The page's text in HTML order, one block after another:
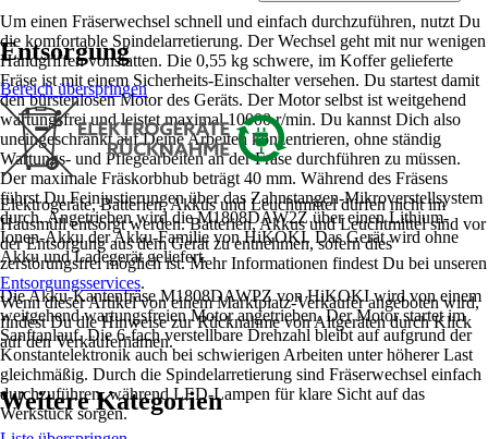
Um einen Fräserwechsel schnell und einfach durchzuführen, nutzt Du
die komfortable Spindelarretierung. Der Wechsel geht mit nur wenigen
Handgriffen vonstatten. Die 0,55 kg schwere, im Koffer gelieferte
Fräse ist mit einem Sicherheits-Einschalter versehen. Du startest damit
den bürstenlosen Motor des Geräts. Der Motor selbst ist weitgehend
wartungsfrei und leistet maximal 10000 r/min. Du kannst Dich also
uneingeschränkt auf Deine Arbeiten konzentrieren, ohne ständig
Wartungs- und Pflegearbeiten an der Fräse durchführen zu müssen.
Der maximale Fräskorbhub beträgt 40 mm. Während des Fräsens
führst Du Feinjustierungen über das Zahnstangen-Mikroverstellsystem
durch. Angetrieben wird die M1808DAW2Z über einen Lithium-
Ionen-Akku der Akku-Familie von HiKOKI. Das Gerät wird ohne
Akku und Ladegerät geliefert.
Die Akku-Kantenfräse M1808DAWPZ von HiKOKI wird von einem
weitgehend wartungsfreien Motor angetrieben. Der Motor startet im
Sanftanlauf. Die 6-fach verstellbare Drehzahl bleibt auf aufgrund der
Konstantelektronik auch bei schwierigen Arbeiten unter höherer Last
gleichmäßig. Durch die Spindelarretierung sind Fräserwechsel einfach
durchzuführen, während LED-Lampen für klare Sicht auf das
Werkstück sorgen.
Entsorgung
Bereich überspringen
Elektrogeräte, Batterien, Akkus und Leuchtmittel dürfen nicht im
Hausmüll entsorgt werden. Batterien, Akkus und Leuchtmittel sind vor
der Entsorgung aus dem Gerät zu entnehmen, sofern dies
zerstörungsfrei möglich ist. Mehr Informationen findest Du bei unseren
Entsorgungsservices.
Wenn dieser Artikel von einem Marktplatz-Verkäufer angeboten wird,
findest Du die Hinweise zur Rücknahme von Altgeräten durch Klick
auf den Verkäufernamen.
Weitere Kategorien